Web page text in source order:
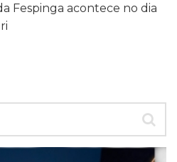
Fespinga acontece no dia